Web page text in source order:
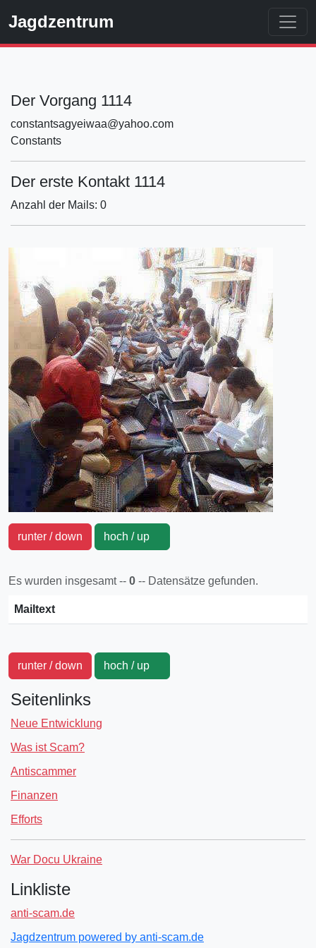
Jagdzentrum
Der Vorgang 1114
constantsagyeiwaa@yahoo.com
Constants
Der erste Kontakt 1114
Anzahl der Mails: 0
runter / down hoch / up
Es wurden insgesamt -- 0 -- Datensätze gefunden.
Mailtext
runter / down hoch / up
Seitenlinks
Neue Entwicklung
Was ist Scam?
Antiscammer
Finanzen
Efforts
War Docu Ukraine
Linkliste
anti-scam.de
Jagdzentrum powered by anti-scam.de